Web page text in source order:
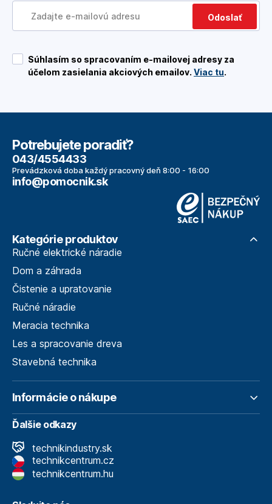
Odoslať
Súhlasím so spracovaním e-mailovej adresy za
účelom zasielania akciových emailov. Viac tu.
Potrebujete poradiť?
043/4554433
Prevádzková doba každý pracovný deň 8:00 - 16:00
info@pomocnik.sk
Kategórie produktov
Ručné elektrické náradie
Dom a záhrada
Čistenie a upratovanie
Ručné náradie
Meracia technika
Les a spracovanie dreva
Stavebná technika
Informácie o nákupe
Ďalšie odkazy
technikindustry.sk
technikcentrum.cz
technikcentrum.hu